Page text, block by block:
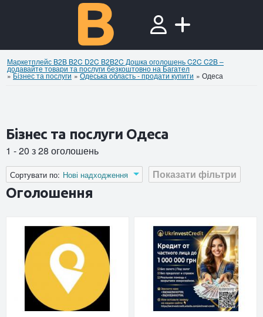
Маркетплейс B2B B2C D2C B2B2C Дошка оголошень C2C C2B –
додавайте товари та послуги безкоштовно на Багател
»Бiзнес та послуги »Одеська область - продати купити » Одеса
Бiзнес та послуги Одеса
1 - 20 з 28 оголошень
Показати фільтри
Сортувати по: Нові надходження
Оголошення